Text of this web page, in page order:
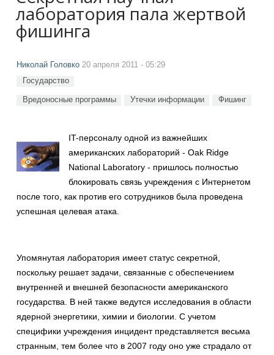
лаборатория пала жертвой
фишинга
Николай Головко 20 апреля 2011 - 05:29
Государство
Вредоносные программы Утечки информации Фишинг
IT-персоналу одной из важнейших
американских лабораторий - Oak Ridge
National Laboratory - пришлось полностью
блокировать связь учреждения с Интернетом
после того, как против его сотрудников была проведена
успешная целевая атака.
Упомянутая лаборатория имеет статус секретной,
поскольку решает задачи, связанные с обеспечением
внутренней и внешней безопасности американского
государства. В ней также ведутся исследования в области
ядерной энергетики, химии и биологии. С учетом
специфики учреждения инцидент представляется весьма
странным, тем более что в 2007 году оно уже страдало от